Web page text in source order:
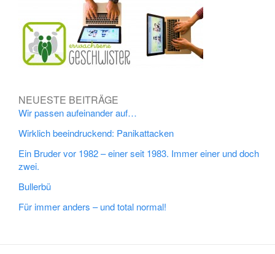
NEUESTE BEITRÄGE
Wir passen aufeinander auf…
Wirklich beeindruckend: Panikattacken
Ein Bruder vor 1982 – einer seit 1983. Immer einer und doch
zwei.
Bullerbü
Für immer anders – und total normal!